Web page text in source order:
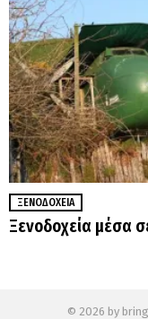
ΞΕΝΟΔΟΧΕΊΑ
Ξενοδοχεία μέσα
© 2026 by